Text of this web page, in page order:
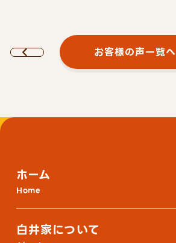
お客様の声一覧へ
ホーム
Home
白井家について